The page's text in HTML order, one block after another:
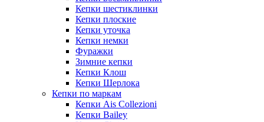
Кепки шестиклинки
Кепки плоские
Кепки уточка
Кепки немки
Фуражки
Зимние кепки
Кепки Клош
Кепки Шерлока
Кепки по маркам
Кепки Ais Collezioni
Кепки Bailey